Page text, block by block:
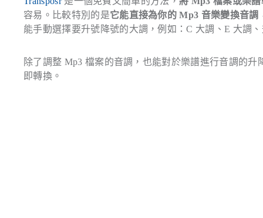
容易。比較特別的是它能直接為你的 Mp3 音樂變換音調
能手動選擇要升號降號的大調，例如：C 大調、E 大調
除了調整 Mp3 檔案的音調，也能對於樂譜進行音調的
即轉換。